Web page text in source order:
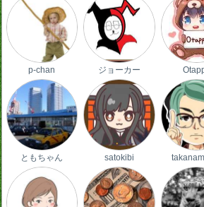
p-chan ジョーカー
ともちゃん satokibi